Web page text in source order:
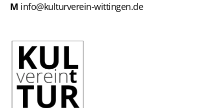
M info@kulturverein-wittingen.de